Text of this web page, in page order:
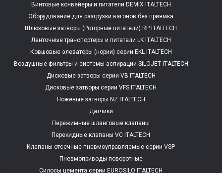
Винтовые конвейеры и питатели DEMIX ITALTECH
Оборудование для разгрузки вагонов без приямка
Шлюзовые затворы (Роторные питатели) RP ITALTECH
Ленточные транспортеры и питатели LK ITALTECH
Ковшовые элеваторы (нории) серии EKL ITALTECH
Воздушные фильтры и системы аспирации SILOJET ITALTECH
Дисковые затворы серии VB ITALTECH
Дисковые затворы серии VFS ITALTECH
Ножевые затворы NZ ITALTECH
Датчики
Пережимные шланговые клапаны
Перекидные клапаны VC ITALTECH
Клапаны отсечные пневмоуправляемые серии VSP
Пневмоприводы поворотные
Силосы цемента серии EUROSILO ITALTECH